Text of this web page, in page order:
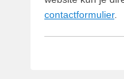
contactformulier.